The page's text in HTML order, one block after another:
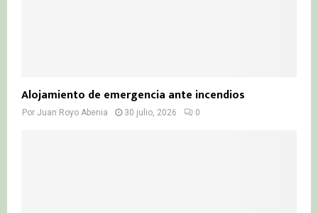
Alojamiento de emergencia ante incendios
Por Juan Royo Abenia 30 julio, 2026 0